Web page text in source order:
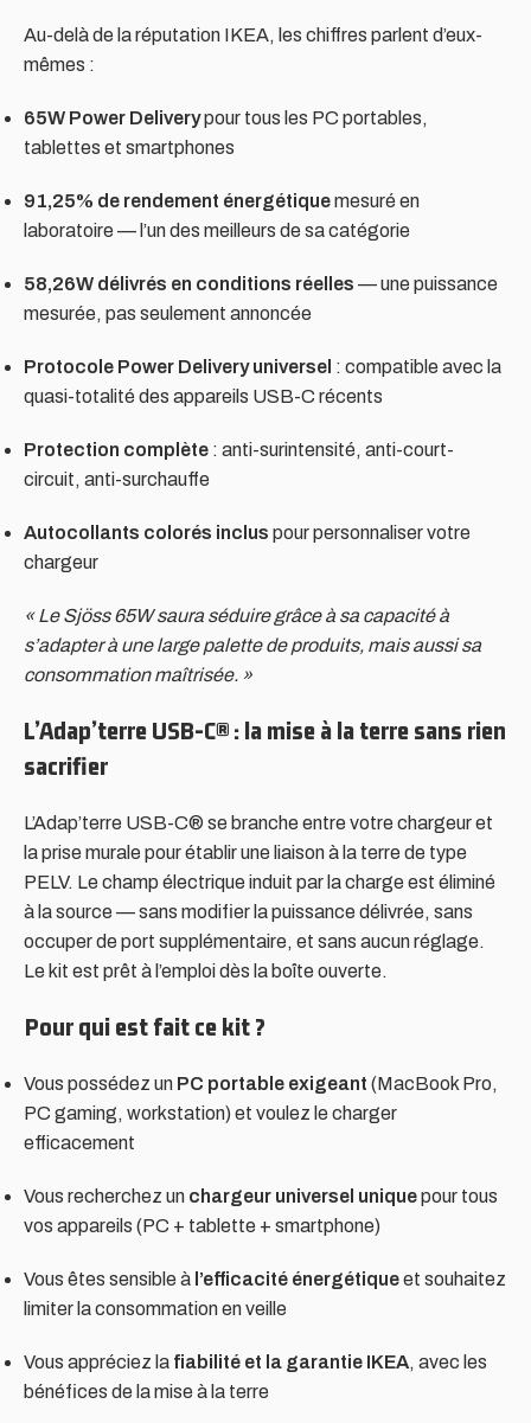
Au-delà de la réputation IKEA, les chiffres parlent d’eux-
mêmes :
65W Power Deliverypour tous les PC portables,
tablettes et smartphones
91,25% de rendement énergétiquemesuré en
laboratoire — l’un des meilleurs de sa catégorie
58,26W délivrés en conditions réelles — une puissance
mesurée, pas seulement annoncée
Protocole Power Delivery universel : compatible avec la
quasi-totalité des appareils USB-C récents
Protection complète : anti-surintensité, anti-court-
circuit, anti-surchauffe
Autocollants colorés inclus pour personnaliser votre
chargeur
« Le Sjöss 65W saura séduire grâce à sa capacité à
s’adapter à une large palette de produits, mais aussi sa
consommation maîtrisée. »
L’Adap’terre USB-C® : la mise à la terre sans rien
sacrifier
L’Adap’terre USB-C® se branche entre votre chargeur et
la prise murale pour établir une liaison à la terre de type
PELV. Le champ électrique induit par la charge est éliminé
à la source — sans modifier la puissance délivrée, sans
occuper de port supplémentaire, et sans aucun réglage.
Le kit est prêt à l’emploi dès la boîte ouverte.
Pour qui est fait ce kit ?
Vous possédez un PC portable exigeant (MacBook Pro,
PC gaming, workstation) et voulez le charger
efficacement
Vous recherchez un chargeur universel uniquepour tous
vos appareils (PC + tablette + smartphone)
Vous êtes sensible à l’efficacité énergétiqueet souhaitez
limiter la consommation en veille
Vous appréciez la fiabilité et la garantie IKEA, avec les
bénéfices de la mise à la terre